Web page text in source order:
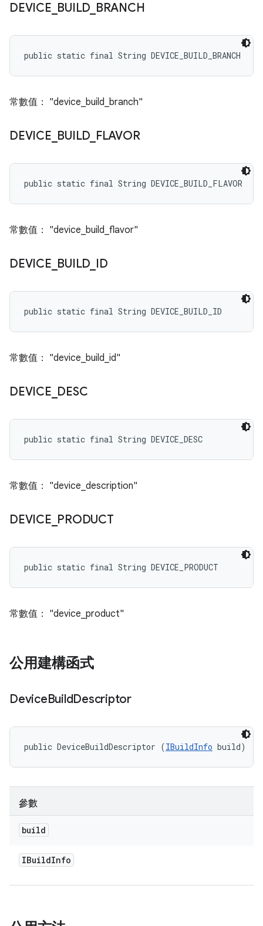
DEVICE BUILD BRANCH
public static final String DEVICE_BUILD_BRANCH
常數值： "device_build_branch"
DEVICE BUILD FLAVOR
public static final String DEVICE_BUILD_FLAVOR
常數值： "device_build_flavor"
DEVICE BUILD ID
public static final String DEVICE_BUILD_ID
常數值： "device_build_id"
DEVICE DESC
public static final String DEVICE_DESC
常數值： "device_description"
DEVICE PRODUCT
public static final String DEVICE_PRODUCT
常數值： "device_product"
公用建構函式
DeviceBuildDescriptor
public DeviceBuildDescriptor (IBuildInfo build)
參數
build
IBuildInfo